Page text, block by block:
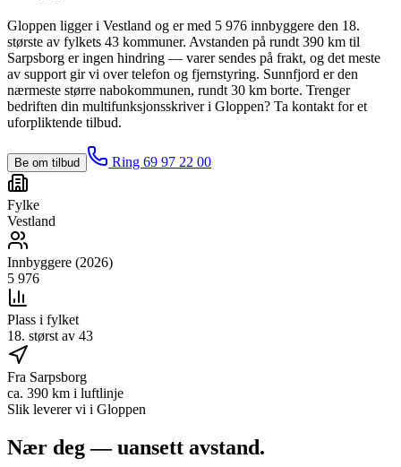
Gloppen ligger i Vestland og er med 5 976 innbyggere den 18.
største av fylkets 43 kommuner. Avstanden på rundt 390 km til
Sarpsborg er ingen hindring — varer sendes på frakt, og det meste
av support gir vi over telefon og fjernstyring. Sunnfjord er den
nærmeste større nabokommunen, rundt 30 km borte. Trenger
bedriften din multifunksjonsskriver i Gloppen? Ta kontakt for et
uforpliktende tilbud.
Be om tilbud Ring 69 97 22 00
Fylke
Vestland
Innbyggere (2026)
5 976
Plass i fylket
18. størst av 43
Fra Sarpsborg
ca. 390 km i luftlinje
Slik leverer vi i Gloppen
Nær deg — uansett avstand.